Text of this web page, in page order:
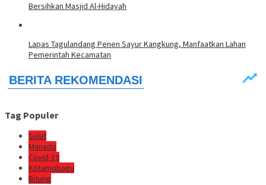
Bersihkan Masjid Al-Hidayah
Lapas Tagulandang Penen Sayur Kangkung, Manfaatkan Lahan
Pemerintah Kecamatan
Tag Populer
Sulut
Manado
Covid-19
Kotamobagu
Bitung